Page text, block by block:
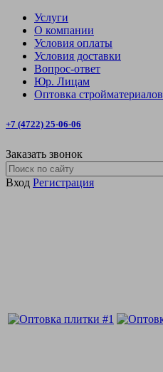
Услуги
О компании
Условия оплаты
Условия доставки
Вопрос-ответ
Юр. Лицам
Оптовка стройматериалов
+7 (4722) 25-06-06
Заказать звонок
Вход Регистрация